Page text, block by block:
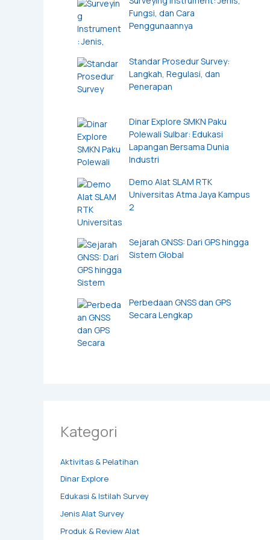
Fungsi, dan Cara
Penggunaannya
Standar Prosedur Survey:
Langkah, Regulasi, dan
Penerapan
Dinar Explore SMKN Paku
Polewali Sulbar: Edukasi
Lapangan Bersama Dunia
Industri
Demo Alat SLAM RTK
Universitas Atma Jaya Kampus
2
Sejarah GNSS: Dari GPS hingga
Sistem Global
Perbedaan GNSS dan GPS
Secara Lengkap
Kategori
Aktivitas & Pelatihan
Dinar Explore
Edukasi & Istilah Survey
Jenis Alat Survey
Produk & Review Alat